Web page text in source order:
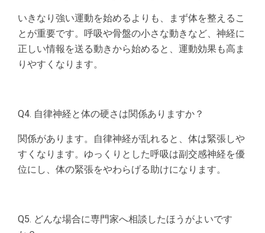
いきなり強い運動を始めるよりも、まず体を整えるこ
とが重要です。呼吸や骨盤の小さな動きなど、神経に
正しい情報を送る動きから始めると、運動効果も高ま
りやすくなります。
Q4. 自律神経と体の硬さは関係ありますか？
関係があります。自律神経が乱れると、体は緊張しや
すくなります。ゆっくりとした呼吸は副交感神経を優
位にし、体の緊張をやわらげる助けになります。
Q5. どんな場合に専門家へ相談したほうがよいです